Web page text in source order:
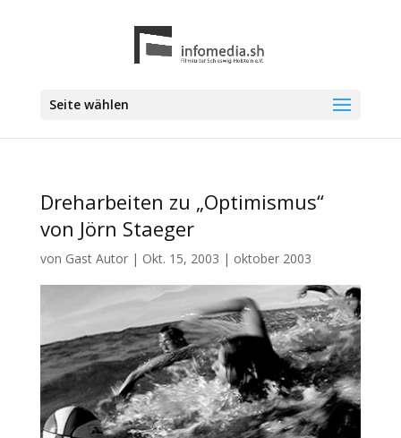
Seite wählen
Dreharbeiten zu „Optimismus“
von Jörn Staeger
von Gast Autor| Okt. 15, 2003 | oktober 2003